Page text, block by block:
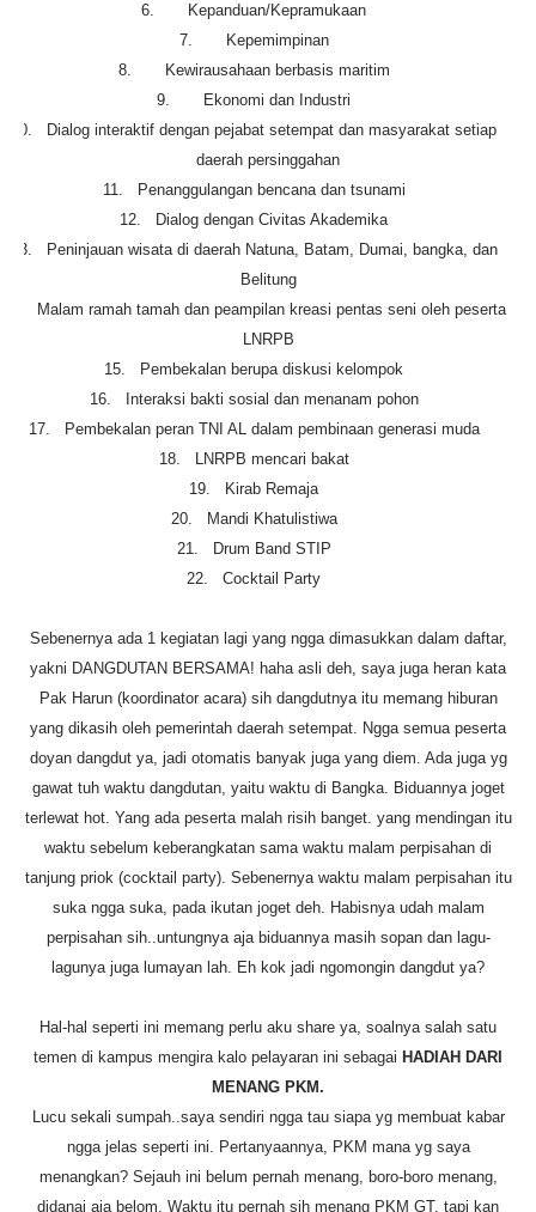
6.
Kepanduan/Kepramukaan
7.
Kepemimpinan
8.
Kewirausahaan berbasis maritim
9.
Ekonomi dan Industri
10.
Dialog interaktif dengan pejabat setempat dan masyarakat setiap
daerah persinggahan
11.
Penanggulangan bencana dan tsunami
12.
Dialog dengan Civitas Akademika
13.
Peninjauan wisata di daerah Natuna, Batam, Dumai, bangka, dan
Belitung
Malam ramah tamah dan peampilan kreasi pentas seni oleh peserta
LNRPB
15.
Pembekalan berupa diskusi kelompok
16.
Interaksi bakti sosial dan menanam pohon
17.
Pembekalan peran TNI AL dalam pembinaan generasi muda
18.
LNRPB mencari bakat
19.
Kirab Remaja
20.
Mandi Khatulistiwa
21.
Drum Band STIP
22.
Cocktail Party
Sebenernya ada 1 kegiatan lagi yang ngga dimasukkan dalam daftar,
yakni DANGDUTAN BERSAMA! haha asli deh, saya juga heran kata
Pak Harun (koordinator acara) sih dangdutnya itu memang hiburan
yang dikasih oleh pemerintah daerah setempat. Ngga semua peserta
doyan dangdut ya, jadi otomatis banyak juga yang diem. Ada juga yg
gawat tuh waktu dangdutan, yaitu waktu di Bangka. Biduannya joget
terlewat hot. Yang ada peserta malah risih banget. yang mendingan itu
waktu sebelum keberangkatan sama waktu malam perpisahan di
tanjung priok (cocktail party). Sebenernya waktu malam perpisahan itu
suka ngga suka, pada ikutan joget deh. Habisnya udah malam
perpisahan sih..untungnya aja biduannya masih sopan dan lagu-
lagunya juga lumayan lah. Eh kok jadi ngomongin dangdut ya?
Hal-hal seperti ini memang perlu aku share ya, soalnya salah satu
temen di kampus mengira kalo pelayaran ini sebagai HADIAH DARI
MENANG PKM.
Lucu sekali sumpah..saya sendiri ngga tau siapa yg membuat kabar
ngga jelas seperti ini. Pertanyaannya, PKM mana yg saya
menangkan? Sejauh ini belum pernah menang, boro-boro menang,
didanai aja belom. Waktu itu pernah sih menang PKM GT, tapi kan